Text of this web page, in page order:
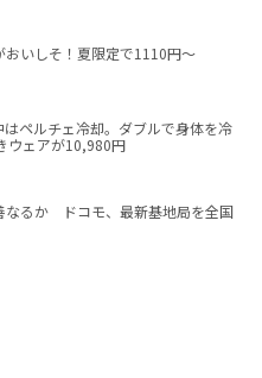
おいしそ！夏限定で1110円～
ペルチェ冷却。ダブルで身体を冷
ウェアが10,980円
なるか ドコモ、最新基地局を全国